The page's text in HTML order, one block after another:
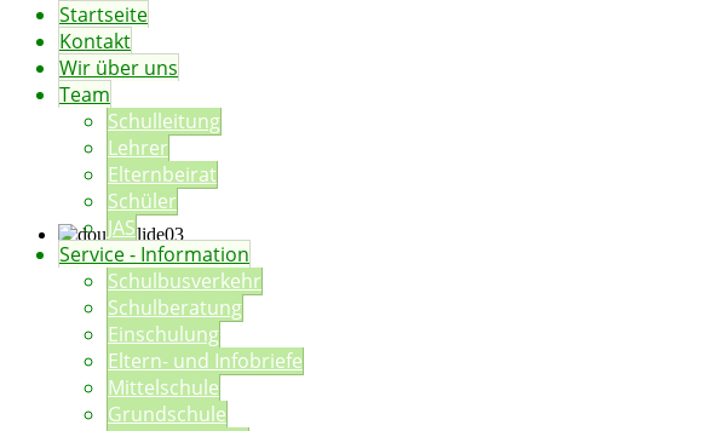
Startseite
Kontakt
Wir über uns
Team
Schulleitung
Lehrer
Elternbeirat
Schüler
JAS
Service - Information
Schulbusverkehr
Schulberatung
Einschulung
Eltern- und Infobriefe
Mittelschule
Grundschule